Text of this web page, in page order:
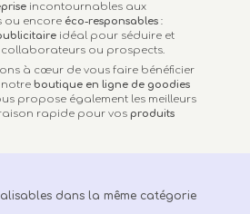
incontournables aux
ou encore éco-responsables :
idéal pour séduire et
collaborateurs ou prospects.
à cœur de vous faire bénéficier
notreboutique en ligne de goodies
propose également les meilleurs
rapide pour vos produits
dans la même catégorie